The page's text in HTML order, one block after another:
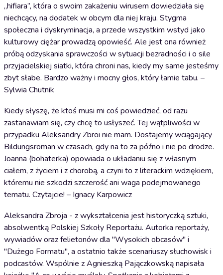
„hifiara”, która o swoim zakażeniu wirusem dowiedziała się
niechcący, na dodatek w obcym dla niej kraju. Stygma
społeczna i dyskryminacja, a przede wszystkim wstyd jako
kulturowy ciężar prowadzą opowieść. Ale jest ona również
próbą odzyskania sprawczości w sytuacji bezradności i o sile
przyjacielskiej siatki, która chroni nas, kiedy my same jesteśmy
zbyt słabe. Bardzo ważny i mocny głos, który łamie tabu. –
Sylwia Chutnik
Kiedy słyszę, że ktoś musi mi coś powiedzieć, od razu
zastanawiam się, czy chcę to usłyszeć. Tej wątpliwości w
przypadku Aleksandry Zbroi nie mam. Dostajemy wciągający
Bildungsroman w czasach, gdy na to za późno i nie po drodze.
Joanna (bohaterka) opowiada o układaniu się z własnym
ciałem, z życiem i z chorobą, a czyni to z literackim wdziękiem,
któremu nie szkodzi szczerość ani waga podejmowanego
tematu. Czytajcie! – Ignacy Karpowicz
Aleksandra Zbroja - z wykształcenia jest historyczką sztuki,
absolwentką Polskiej Szkoły Reportażu. Autorka reportaży,
wywiadów oraz felietonów dla "Wysokich obcasów" i
"Dużego Formatu", a ostatnio także scenariuszy słuchowisk i
podcastów. Wspólnie z Agnieszką Pajączkowską napisała